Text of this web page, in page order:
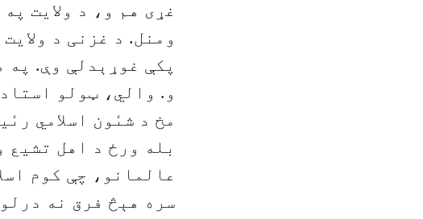
غړی هم و، د ولایت
ومنل. د غزنی د
پکې غوړېدلې وې. په
و. والي، ټولو
مخ د شىٔون اسلامي
بله ورځ د اهل
عالمانو، چې کوم
سره هېڅ فرق نه